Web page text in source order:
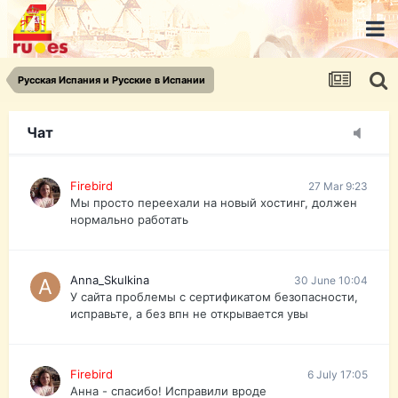
Русская Испания и Русские в Испании
Чат
urist.dokument@gmail.com
https://pasport-ua.com/
Телеграмм @uristpassua
Firebird
Друзья - из России без VPN сайт и форум
Firebird 27 Mar 9:23
Мы просто переехали на новый хостинг, должен
нормально работать
Anna_Skulkina 30 June 10:04
У сайта проблемы с сертификатом безопасности,
исправьте, а без впн не открывается увы
Firebird 6 July 17:05
Анна - спасибо! Исправили вроде